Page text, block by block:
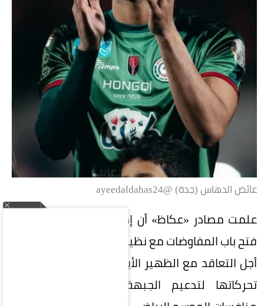
عائض الدهاس (جدة) @ayeedaldahas24
علمت مصادر «عكاظ» أن إدارة النادي الأهلي أعادت
فتح باب المفاوضات مع نظيرتها في نادي الاتفاق، من
أجل التعاقد مع الظهير الأيمن راضي العتيبي، ضمن
تحركاتها لتدعيم الجبهة اليمنى قبل انطلاق